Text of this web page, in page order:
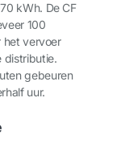
kWh. De CF
100
het vervoer
distributie.
gebeuren
uur.